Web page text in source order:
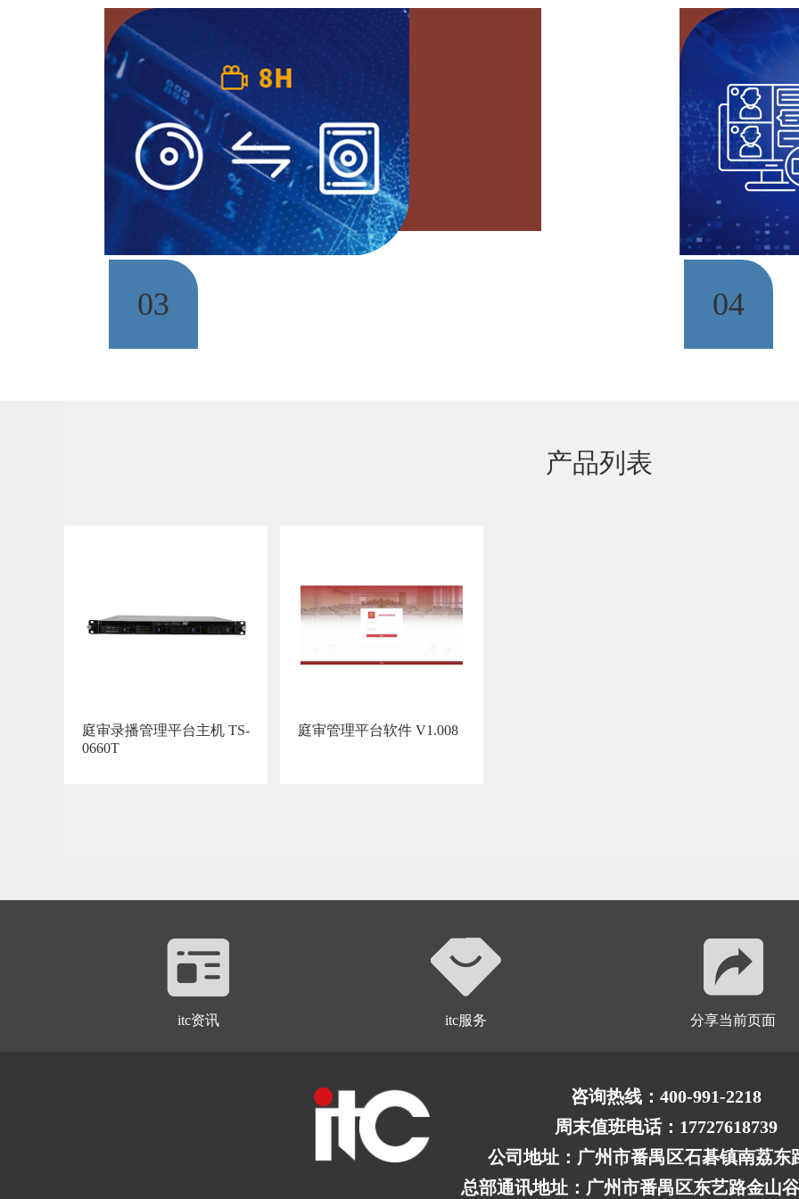
高清采集 无缝直播
可达8路高清输入，同时采集
法官、原告、被告、嫌疑人、
证人、旁观席等高清画面，自
动组合并设置角色标签，无缝
对接公网，进行高效的庭审直
播。
03 04
产品列表
庭审录播管理平台主机 TS-
0660T
庭审管理平台软件 V1.008
itc资讯 itc服务 分享当前页面
咨询热线：400-991-2218
周末值班电话：17727618739
公司地址： 广州市番禺区石碁镇南荔东
总部通讯地址：广州市番禺区东艺路金山